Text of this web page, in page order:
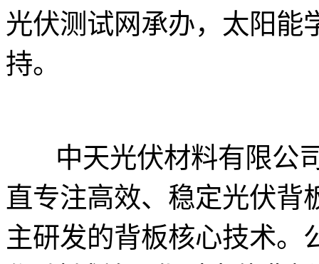
光伏测试网承办，太阳能
持。
中天光伏材料有限公司
直专注高效、稳定光伏背
主研发的背板核心技术。